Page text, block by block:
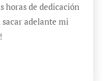
horas de dedicación
adelante mi